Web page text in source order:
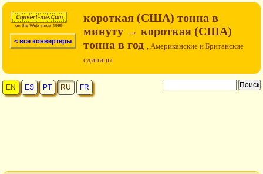
< все конвертеры
короткая (США) тонна в
минуту → короткая (США)
тонна в год , Американские и Британские
единицы
EN ES PT RU FR